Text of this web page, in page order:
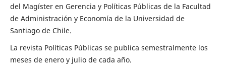
del Magíster en Gerencia y Políticas Públicas de la Facultad
de Administración y Economía de la Universidad de
Santiago de Chile.
La revista Políticas Públicas se publica semestralmente los
meses de enero y julio de cada año.